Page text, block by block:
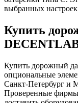
выбранных
Купить
Купить дорожный
опциональные
Санкт-Петербург и
Проверенные